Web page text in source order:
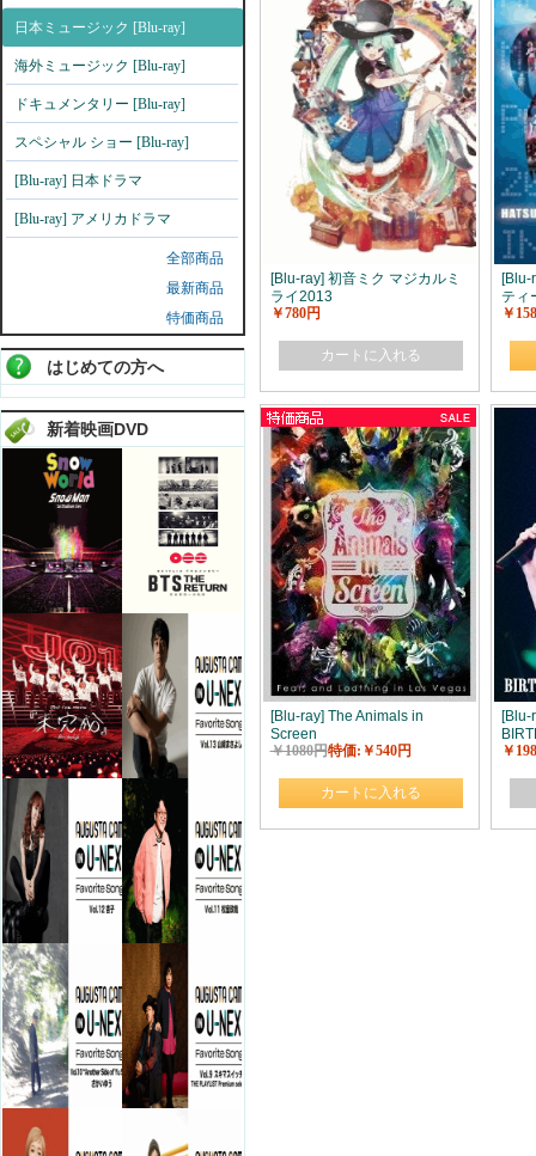
日本ミュージック [Blu-ray]
海外ミュージック [Blu-ray]
ドキュメンタリー [Blu-ray]
スペシャル ショー [Blu-ray]
[Blu-ray] 日本ドラマ
[Blu-ray] アメリカドラマ
全部商品
最新商品
特価商品
はじめての方へ
新着映画DVD
[Blu-ray] 初音ミク マジカルミ
ライ2013
￥780円
カートに入れる
[Blu-
ティ
♪)
￥
[Blu-ray] The Animals in
Screen
￥1080円特価:￥540円
カートに入れる
[Blu-
￥